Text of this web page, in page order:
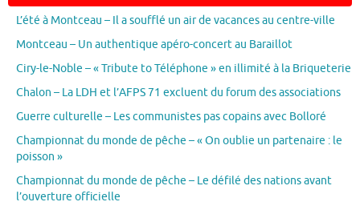
L’été à Montceau – Il a soufflé un air de vacances au centre-ville
Montceau – Un authentique apéro-concert au Baraillot
Ciry-le-Noble – « Tribute to Téléphone » en illimité à la Briqueterie
Chalon – La LDH et l’AFPS 71 excluent du forum des associations
Guerre culturelle – Les communistes pas copains avec Bolloré
Championnat du monde de pêche – « On oublie un partenaire : le
poisson »
Championnat du monde de pêche – Le défilé des nations avant
l’ouverture officielle